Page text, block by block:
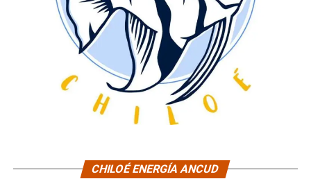
CHILOÉ ENERGÍA ANCUD